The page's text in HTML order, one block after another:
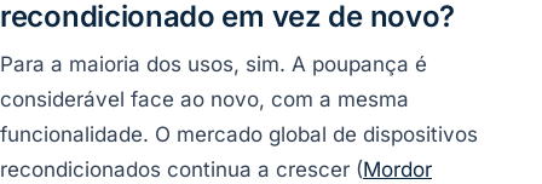
recondicionado em vez de novo?
Para a maioria dos usos, sim. A poupança é
considerável face ao novo, com a mesma
funcionalidade. O mercado global de dispositivos
recondicionados continua a crescer (Mordor